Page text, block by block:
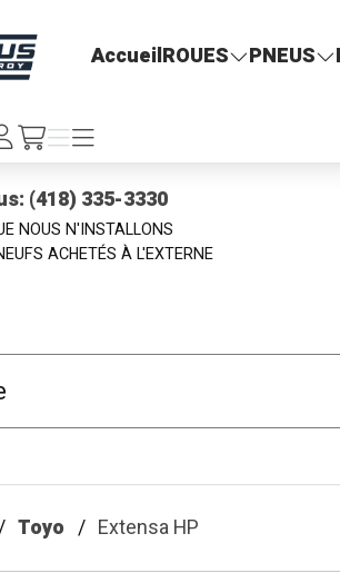
AccueilROUES PNEUS
/fr/cart
Menu
Menu
(418) 335-3330
NOUS N'INSTALLONS
ACHETÉS À L'EXTERNE
Toyo Extensa HP